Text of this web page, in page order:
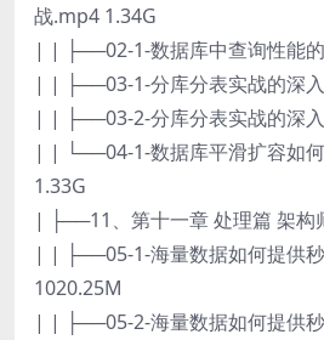
战.mp4 1.34G
| | ├──02-1-数据库中查询性能
| | ├──03-1-分库分表实战的深
| | ├──03-2-分库分表实战的深
| | └──04-1-数据库平滑扩容如
1.33G
| ├──11、第十一章 处理篇 架构
| | ├──05-1-海量数据如何提供
1020.25M
| | ├──05-2-海量数据如何提供